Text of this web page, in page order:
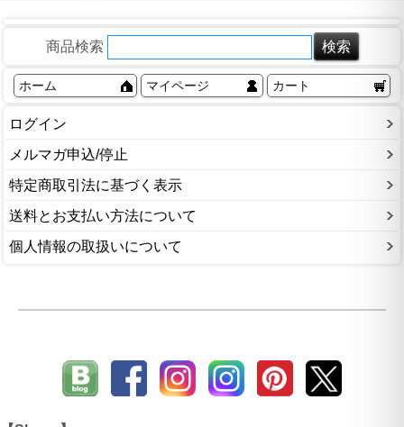
商品検索
ホーム マイページ カート
ログイン
メルマガ申込/停止
特定商取引法に基づく表示
送料とお支払い方法について
個人情報の取扱いについて